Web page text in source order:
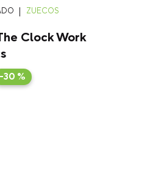
ZUECOS
Clock Work
-30 %